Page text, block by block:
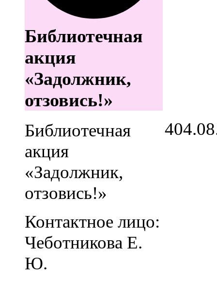
Библиотечная
акция
«Задолжник,
отзовись!»
Библиотечная
акция
«Задолжник,
отзовись!»
Контактное лицо:
Чеботникова Е.
Ю.
4